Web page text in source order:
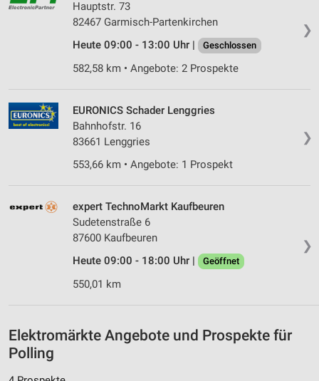
❯
Hauptstr. 73
82467 Garmisch-Partenkirchen
Heute 09:00 - 13:00 Uhr |
Geschlossen
582,58 km • Angebote: 2 Prospekte
❯
EURONICS Schader Lenggries
Bahnhofstr. 16
83661 Lenggries
553,66 km • Angebote: 1 Prospekt
❯
expert TechnoMarkt Kaufbeuren
Sudetenstraße 6
87600 Kaufbeuren
Heute 09:00 - 18:00 Uhr |
Geöffnet
550,01 km
Elektromärkte Angebote und Prospekte für
Polling
Verwendung von Profilen zur Auswahl
personalisierter Inhalte
Messung der Werbeleistung
Messung der Performance von Inhalten
Analyse von Zielgruppen durch Statistiken oder
Kombinationen von Daten aus verschiedenen
Quellen
Entwicklung und Verbesserung der Angebote
Inhalten
IAB-Besonderheiten:
Informationen identifizieren
Notwendig
Performance